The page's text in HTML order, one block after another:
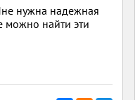
нужна надежная
можно найти эти